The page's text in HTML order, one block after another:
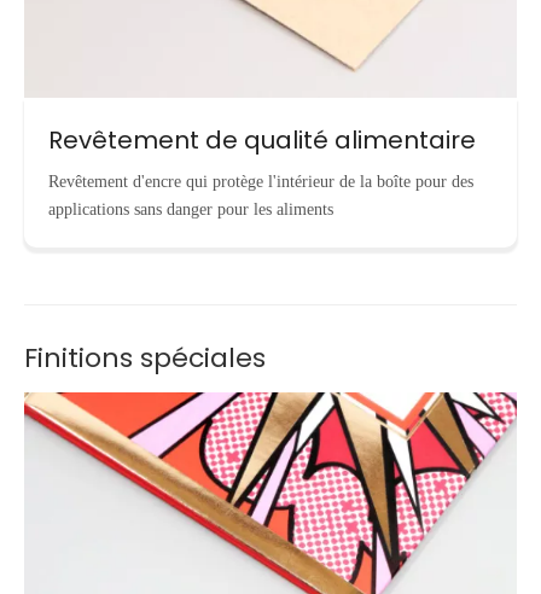
Revêtement de qualité alimentaire
Revêtement d'encre qui protège l'intérieur de la boîte pour des
applications sans danger pour les aliments
Finitions spéciales